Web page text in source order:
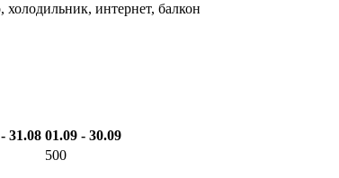
холодильник, интернет, балкон
31.08 01.09 - 30.09
500